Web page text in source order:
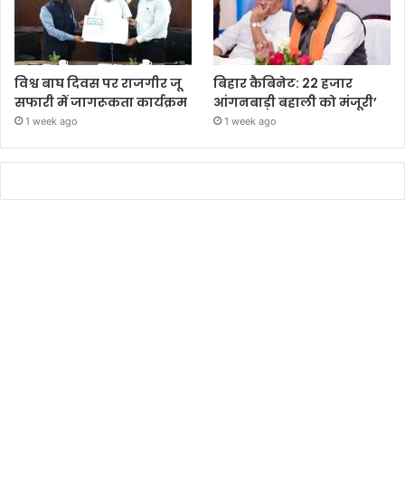
विश्व बाघ दिवस पर राजगीर जू
सफारी में जागरूकता कार्यक्रम
1 week ago
बिहार कैबिनेट: 22 हजार
आंगनबाड़ी बहाली को मंजूरी’
1 week ago